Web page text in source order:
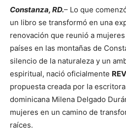
Constanza, RD.– Lo que
un libro se transformó en una
renovación que reunió a
países en las montañas de
silencio de la naturaleza y un
espiritual, nació oficialmente
propuesta creada por la
dominicana Milena Delgado
mujeres en un camino de
raíces.